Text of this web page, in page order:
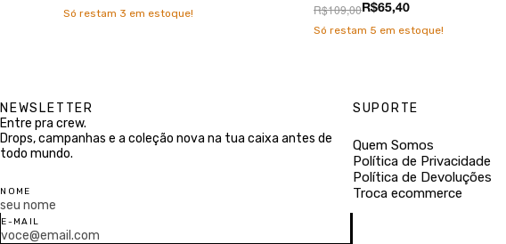
Só restam 3 em estoque! R$65,40
R$109,00
Só restam 5 em estoque!
NEWSLETTER
Entre pra crew.
Drops, campanhas e a coleção nova na tua caixa antes de
todo mundo.
NOME
E-MAIL
SUPORTE
Quem Somos
Política de Privacidade
Política de Devoluções
Troca ecommerce